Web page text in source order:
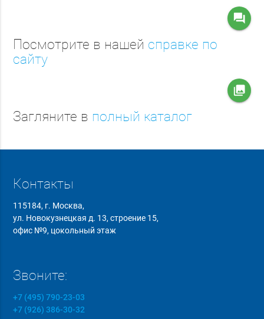
question_answer
Посмотрите в нашей справке по
сайту
collections
Загляните в полный каталог
Контакты
115184, г. Москва,
ул. Новокузнецкая д. 13, строение 15,
офис №9, цокольный этаж
Звоните:
+7 (495) 790-23-03
+7 (926) 386-30-32